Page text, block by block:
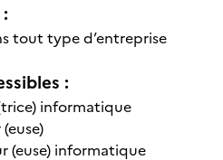
tout type d’entreprise
:
informatique
(euse) informatique